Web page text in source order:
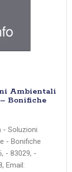
Ambientali
Bonifiche
- Soluzioni
- Bonifiche
- 83029, -
Email: